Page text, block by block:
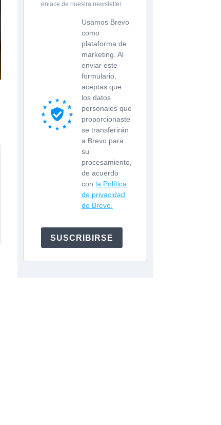
enlace de nuestra newsletter.
Usamos Brevo
como
plataforma de
marketing. Al
enviar este
formulario,
aceptas que
los datos
personales que
proporcionaste
se transferirán
a Brevo para
su
procesamiento,
de acuerdo
con la Política
de privacidad
de Brevo.
SUSCRIBIRSE